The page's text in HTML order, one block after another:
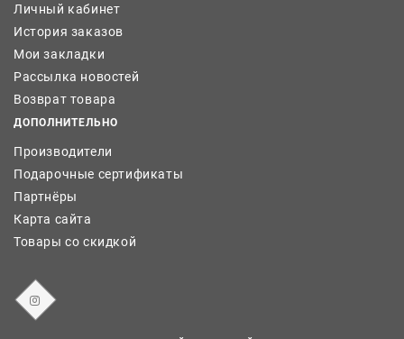
Личный кабинет
История заказов
Мои закладки
Рассылка новостей
Возврат товара
ДОПОЛНИТЕЛЬНО
Производители
Подарочные сертификаты
Партнёры
Карта сайта
Товары со скидкой